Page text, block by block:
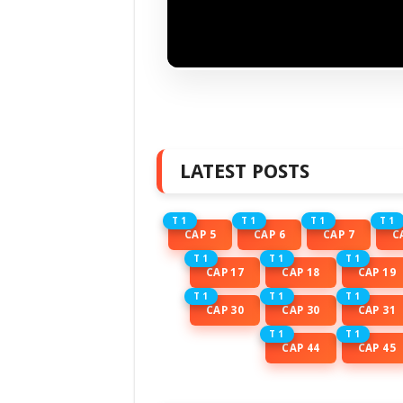
LATEST POSTS
T 1
CAP 5
T 1
CAP 6
T 1
CAP 7
T 1
T 1
CAP 17
T 1
CAP 18
T 1
CAP 19
T 1
CAP 30
T 1
CAP 30
T 1
CAP 31
T 1
CAP 44
T 1
CAP 45